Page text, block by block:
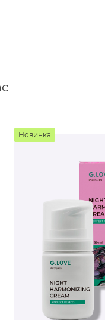
Новинка